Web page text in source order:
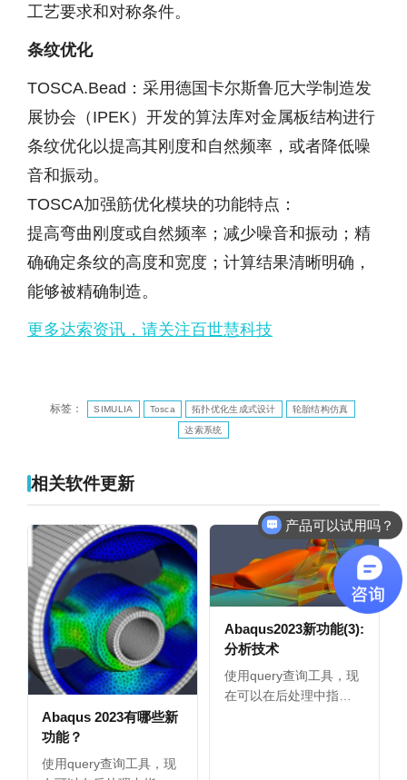
工艺要求和对称条件。
条纹优化
TOSCA.Bead：采用德国卡尔斯鲁厄大学制造发
展协会（IPEK）开发的算法库对金属板结构进行
条纹优化以提高其刚度和自然频率，或者降低噪
音和振动。
TOSCA加强筋优化模块的功能特点：
提高弯曲刚度或自然频率；减少噪音和振动；精
确确定条纹的高度和宽度；计算结果清晰明确，
能够被精确制造。
更多达索资讯，请关注百世慧科技
标签： SIMULIA Tosca 拓扑优化生成式设计 轮胎结构仿真
达索系统
相关软件更新
Abaqus 2023有哪些新
功能？
使用query查询工具，现
Abaqus2023新功能(3):
分析技术
使用query查询工具，现
在可以在后处理中指…
产品可以试用吗？